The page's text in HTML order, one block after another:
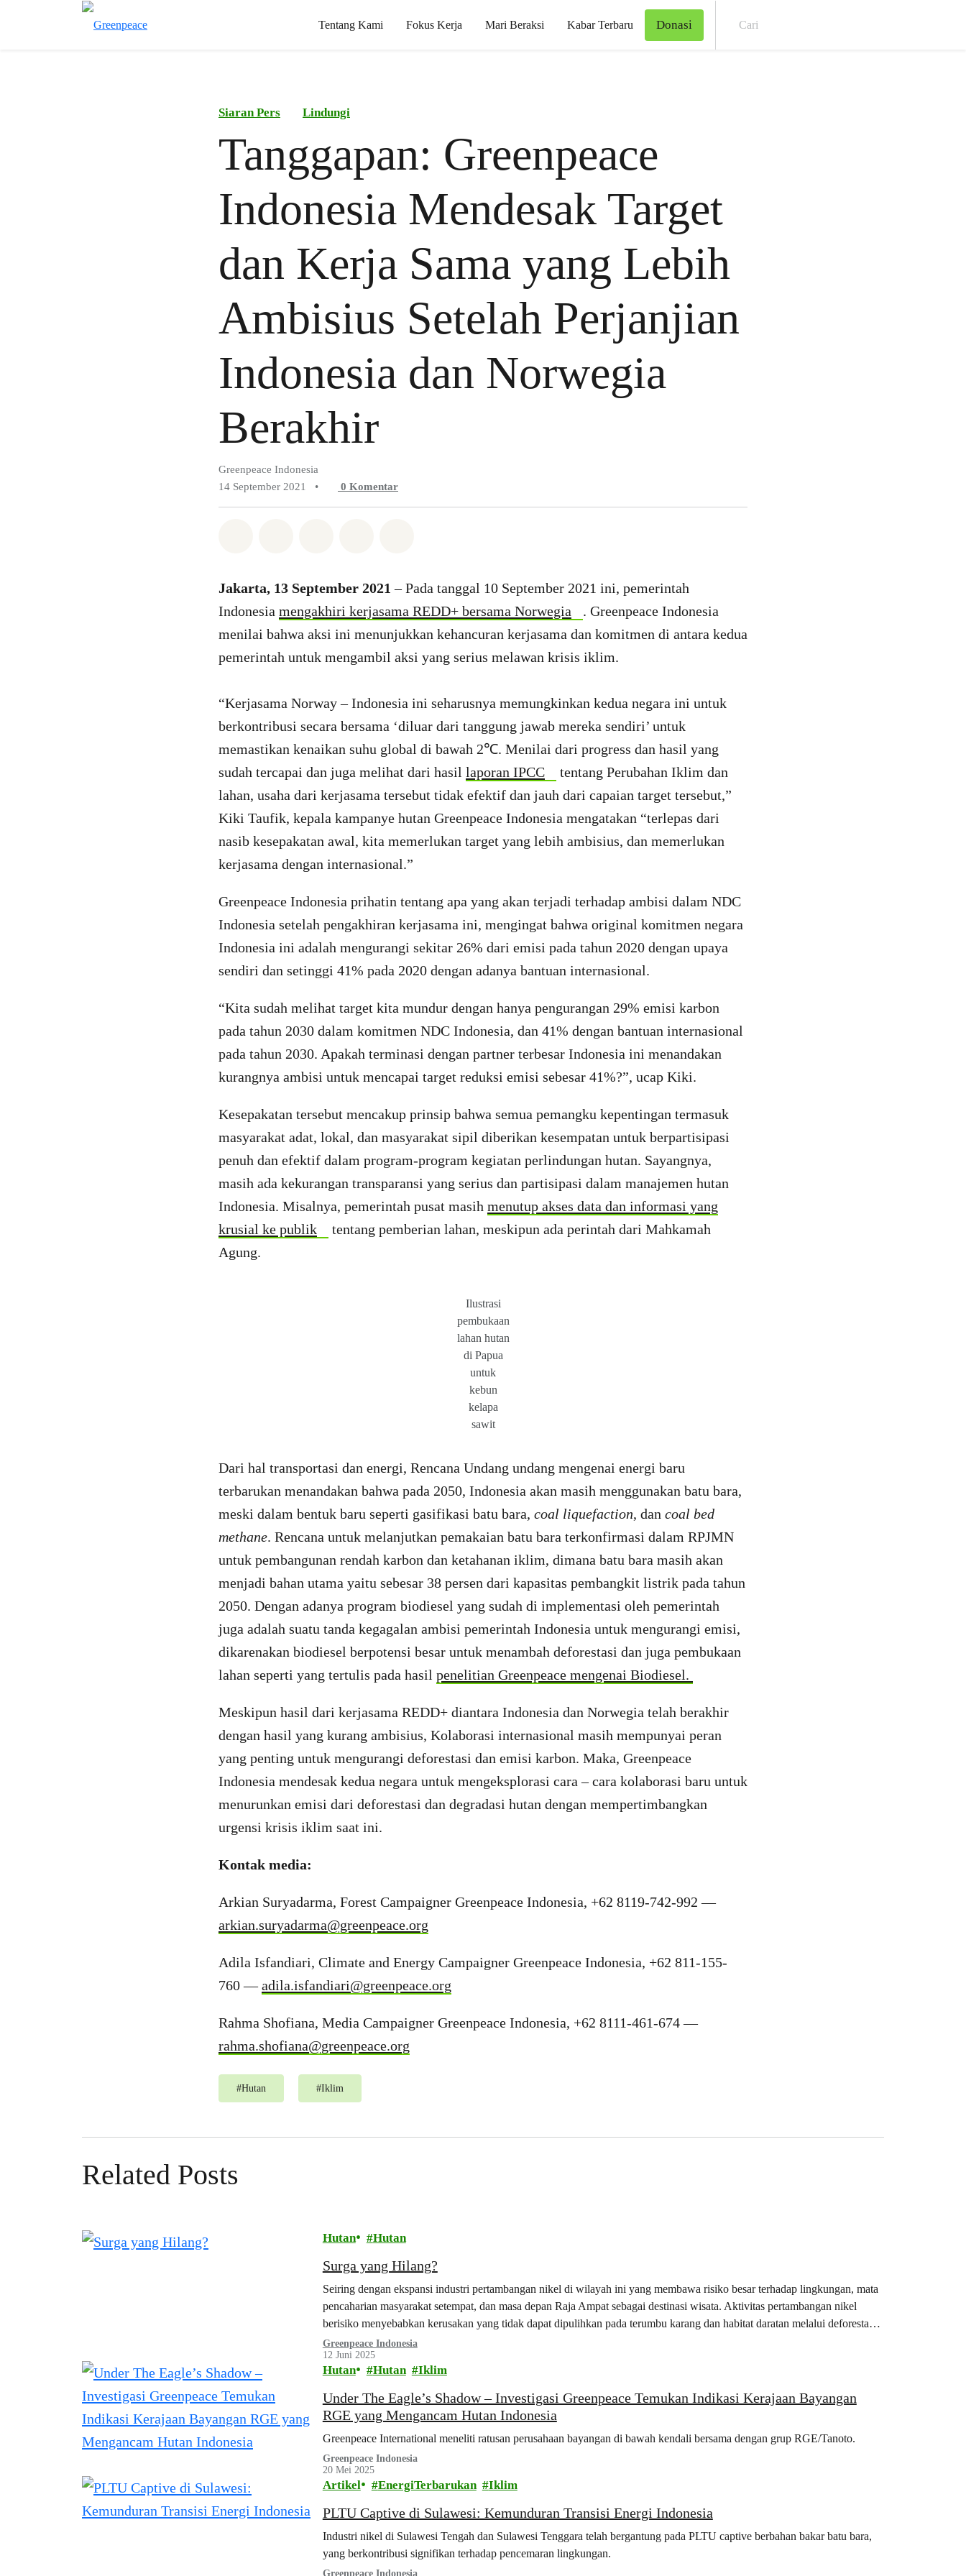
Tentang Kami Fokus Kerja Mari Beraksi Kabar Terbaru Donasi
Siaran Pers Lindungi
Tanggapan: Greenpeace
Indonesia Mendesak Target
dan Kerja Sama yang Lebih
Ambisius Setelah Perjanjian
Indonesia dan Norwegia
Berakhir
Greenpeace Indonesia
14 September 2021
• 0 Komentar
Jakarta, 13 September 2021 – Pada tanggal 10 September 2021 ini, pemerintah
Indonesia mengakhiri kerjasama REDD+ bersama Norwegia
. Greenpeace Indonesia
menilai bahwa aksi ini menunjukkan kehancuran kerjasama dan komitmen di antara kedua
pemerintah untuk mengambil aksi yang serius melawan krisis iklim.
“Kerjasama Norway – Indonesia ini seharusnya memungkinkan kedua negara ini untuk
berkontribusi secara bersama ‘diluar dari tanggung jawab mereka sendiri’ untuk
memastikan kenaikan suhu global di bawah 2℃. Menilai dari progress dan hasil yang
sudah tercapai dan juga melihat dari hasil laporan IPCC
tentang Perubahan Iklim dan
lahan, usaha dari kerjasama tersebut tidak efektif dan jauh dari capaian target tersebut,”
Kiki Taufik, kepala kampanye hutan Greenpeace Indonesia mengatakan “terlepas dari
nasib kesepakatan awal, kita memerlukan target yang lebih ambisius, dan memerlukan
kerjasama dengan internasional.”
Greenpeace Indonesia prihatin tentang apa yang akan terjadi terhadap ambisi dalam NDC
Indonesia setelah pengakhiran kerjasama ini, mengingat bahwa original komitmen negara
Indonesia ini adalah mengurangi sekitar 26% dari emisi pada tahun 2020 dengan upaya
sendiri dan setinggi 41% pada 2020 dengan adanya bantuan internasional.
“Kita sudah melihat target kita mundur dengan hanya pengurangan 29% emisi karbon
pada tahun 2030 dalam komitmen NDC Indonesia, dan 41% dengan bantuan internasional
pada tahun 2030. Apakah terminasi dengan partner terbesar Indonesia ini menandakan
kurangnya ambisi untuk mencapai target reduksi emisi sebesar 41%?”, ucap Kiki.
Kesepakatan tersebut mencakup prinsip bahwa semua pemangku kepentingan termasuk
masyarakat adat, lokal, dan masyarakat sipil diberikan kesempatan untuk berpartisipasi
penuh dan efektif dalam program-program kegiatan perlindungan hutan. Sayangnya,
masih ada kekurangan transparansi yang serius dan partisipasi dalam manajemen hutan
Indonesia. Misalnya, pemerintah pusat masih menutup akses data dan informasi yang
krusial ke publik
tentang pemberian lahan, meskipun ada perintah dari Mahkamah
Agung.
Ilustrasi
pembukaan
lahan hutan
di Papua
untuk
kebun
kelapa
sawit
Dari hal transportasi dan energi, Rencana Undang undang mengenai energi baru
terbarukan menandakan bahwa pada 2050, Indonesia akan masih menggunakan batu bara,
meski dalam bentuk baru seperti gasifikasi batu bara, coal liquefaction, dan coal bed
methane. Rencana untuk melanjutkan pemakaian batu bara terkonfirmasi dalam RPJMN
untuk pembangunan rendah karbon dan ketahanan iklim, dimana batu bara masih akan
menjadi bahan utama yaitu sebesar 38 persen dari kapasitas pembangkit listrik pada tahun
2050. Dengan adanya program biodiesel yang sudah di implementasi oleh pemerintah
juga adalah suatu tanda kegagalan ambisi pemerintah Indonesia untuk mengurangi emisi,
dikarenakan biodiesel berpotensi besar untuk menambah deforestasi dan juga pembukaan
lahan seperti yang tertulis pada hasil penelitian Greenpeace mengenai Biodiesel.
Meskipun hasil dari kerjasama REDD+ diantara Indonesia dan Norwegia telah berakhir
dengan hasil yang kurang ambisius, Kolaborasi internasional masih mempunyai peran
yang penting untuk mengurangi deforestasi dan emisi karbon. Maka, Greenpeace
Indonesia mendesak kedua negara untuk mengeksplorasi cara – cara kolaborasi baru untuk
menurunkan emisi dari deforestasi dan degradasi hutan dengan mempertimbangkan
urgensi krisis iklim saat ini.
Kontak media:
Arkian Suryadarma, Forest Campaigner Greenpeace Indonesia, +62 8119-742-992 —
arkian.suryadarma@greenpeace.org
Adila Isfandiari, Climate and Energy Campaigner Greenpeace Indonesia, +62 811-155-
760 —adila.isfandiari@greenpeace.org
Rahma Shofiana, Media Campaigner Greenpeace Indonesia, +62 8111-461-674 —
rahma.shofiana@greenpeace.org
#Hutan #Iklim
Related Posts
Hutan Hutan
Surga yang Hilang?
Seiring dengan ekspansi industri pertambangan nikel di wilayah ini yang membawa risiko besar terhadap lingkungan, mata
pencaharian masyarakat setempat, dan masa depan Raja Ampat sebagai destinasi wisata. Aktivitas pertambangan nikel
berisiko menyebabkan kerusakan yang tidak dapat dipulihkan pada terumbu karang dan habitat daratan melalui deforestasi,
sedimentasi, dan polusi.
Greenpeace Indonesia
12 Juni 2025
Hutan Hutan Iklim
Under The Eagle’s Shadow – Investigasi Greenpeace Temukan Indikasi Kerajaan Bayangan
RGE yang Mengancam Hutan Indonesia
Greenpeace International meneliti ratusan perusahaan bayangan di bawah kendali bersama dengan grup RGE/Tanoto.
Greenpeace Indonesia
20 Mei 2025
Artikel EnergiTerbarukan Iklim
PLTU Captive di Sulawesi: Kemunduran Transisi Energi Indonesia
Industri nikel di Sulawesi Tengah dan Sulawesi Tenggara telah bergantung pada PLTU captive berbahan bakar batu bara,
yang berkontribusi signifikan terhadap pencemaran lingkungan.
Greenpeace Indonesia